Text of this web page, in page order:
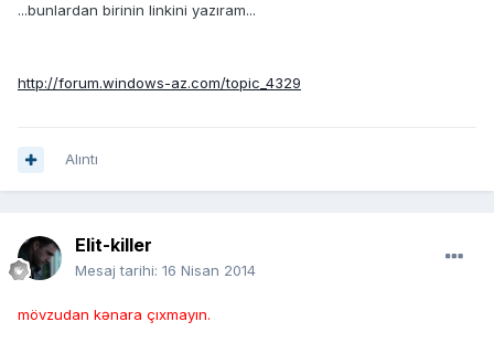
...bunlardan birinin linkini yazıram...
http://forum.windows-az.com/topic_4329
Alıntı
Elit-killer
Mesaj tarihi: 16 Nisan 2014
mövzudan kənara çıxmayın.